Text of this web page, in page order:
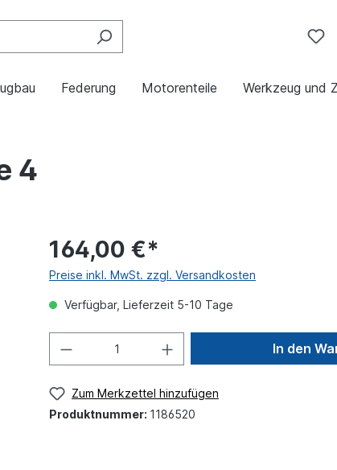
Federung Motorenteile Werkzeug und
4
164,00 €*
Preise inkl. MwSt. zzgl. Versandkosten
Verfügbar, Lieferzeit 5-10 Tage
In den
Zum Merkzettel hinzufügen
Produktnummer: 1186520